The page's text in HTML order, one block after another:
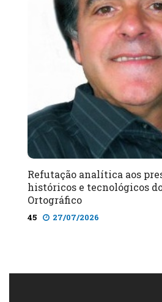
Refutação analítica aos
históricos e tecnológicos
Ortográfico
45 27/07/2026